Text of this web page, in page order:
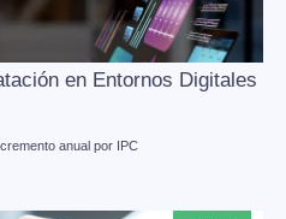
en Entornos Digitales
anual por IPC